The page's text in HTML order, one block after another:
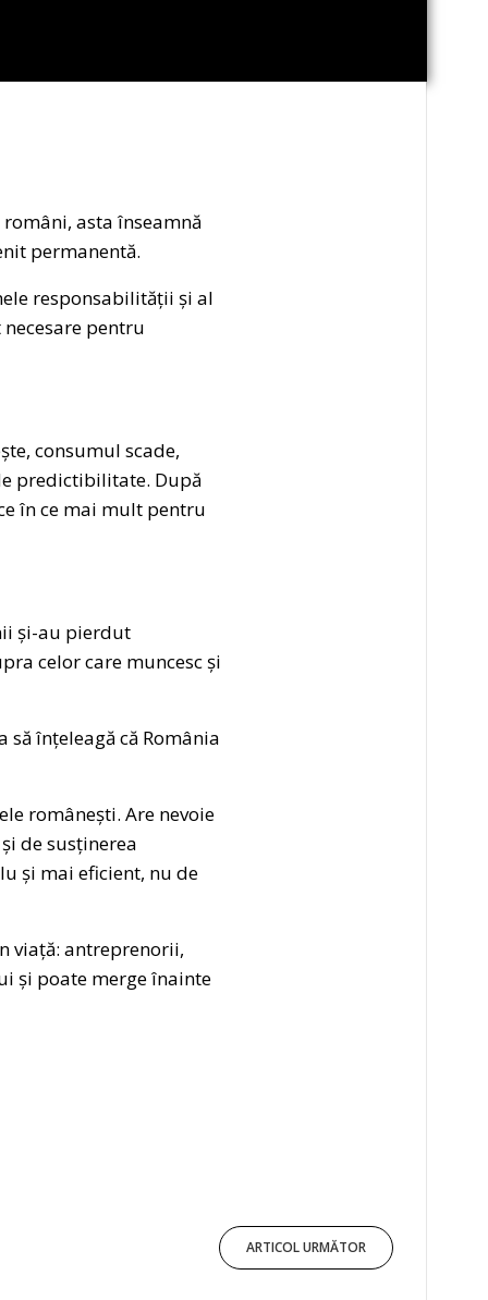
asta înseamnă
permanentă.
responsabilității și al
pentru
consumul scade,
predictibilitate. După
în ce mai mult pentru
și-au pierdut
celor care muncesc și
înțeleagă că România
românești. Are nevoie
de susținerea
și mai eficient, nu de
viață: antreprenorii,
și poate merge înainte
ARTICOL URMĂTOR